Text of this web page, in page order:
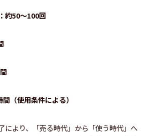
約50～100回
（使用条件による）
により、「売る時代」から「使う時代」へ